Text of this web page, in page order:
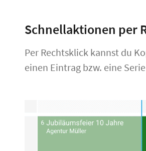
Schnellaktionen per
Per Rechtsklick kannst du
einen Eintrag bzw. eine